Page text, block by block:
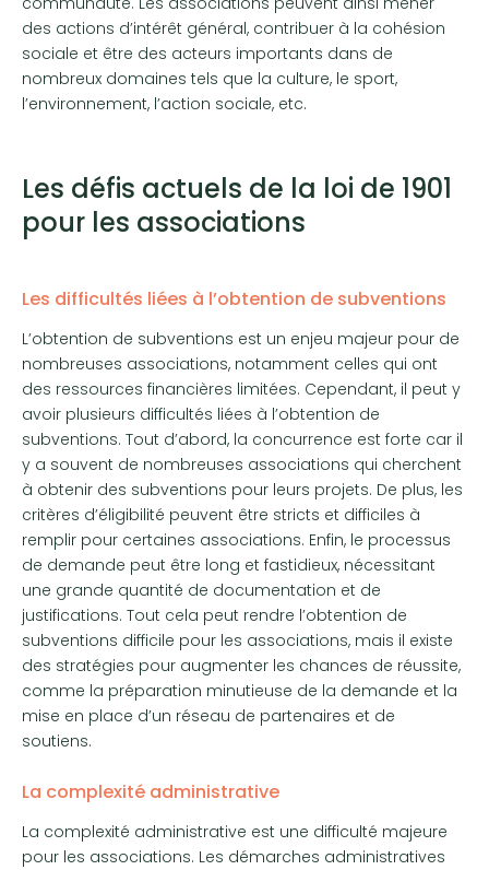
des actions d’intérêt général, contribuer à la cohésion
sociale et être des acteurs importants dans de
nombreux domaines tels que la culture, le sport,
l’environnement, l’action sociale, etc.
Les défis actuels de la loi de 1901
pour les associations
Les difficultés liées à l’obtention de subventions
L’obtention de subventions est un enjeu majeur pour de
nombreuses associations, notamment celles qui ont
des ressources financières limitées. Cependant, il peut y
avoir plusieurs difficultés liées à l’obtention de
subventions. Tout d’abord, la concurrence est forte car il
y a souvent de nombreuses associations qui cherchent
à obtenir des subventions pour leurs projets. De plus, les
critères d’éligibilité peuvent être stricts et difficiles à
remplir pour certaines associations. Enfin, le processus
de demande peut être long et fastidieux, nécessitant
une grande quantité de documentation et de
justifications. Tout cela peut rendre l’obtention de
subventions difficile pour les associations, mais il existe
des stratégies pour augmenter les chances de réussite,
comme la préparation minutieuse de la demande et la
mise en place d’un réseau de partenaires et de
soutiens.
La complexité administrative
La complexité administrative est une difficulté majeure
pour les associations. Les démarches administratives